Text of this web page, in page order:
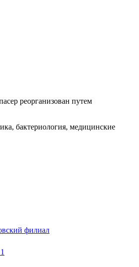
реорганизован путем
бактериология, медицинские
филиал